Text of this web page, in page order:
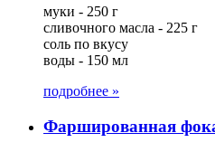
муки - 250 г
сливочного масла - 225 г
соль по вкусу
воды - 150 мл
подробнее »
Фаршированная